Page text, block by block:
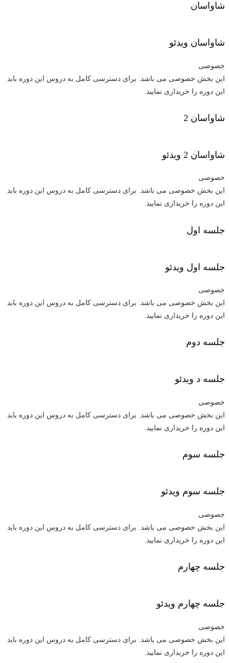
شاواسان
شاواسان ویدئو
خصوصی
این بخش خصوصی می باشد. برای دسترسی کامل به دروس این دوره باید
این دوره را خریداری نمایید.
شاواسان 2
شاواسان 2 ویدئو
خصوصی
این بخش خصوصی می باشد. برای دسترسی کامل به دروس این دوره باید
این دوره را خریداری نمایید.
جلسه اول
جلسه اول ویدئو
خصوصی
این بخش خصوصی می باشد. برای دسترسی کامل به دروس این دوره باید
این دوره را خریداری نمایید.
جلسه دوم
جلسه د ویدئو
خصوصی
این بخش خصوصی می باشد. برای دسترسی کامل به دروس این دوره باید
این دوره را خریداری نمایید.
جلسه سوم
جلسه سوم ویدئو
خصوصی
این بخش خصوصی می باشد. برای دسترسی کامل به دروس این دوره باید
این دوره را خریداری نمایید.
جلسه چهارم
جلسه چهارم ویدئو
خصوصی
این بخش خصوصی می باشد. برای دسترسی کامل به دروس این دوره باید
این دوره را خریداری نمایید.